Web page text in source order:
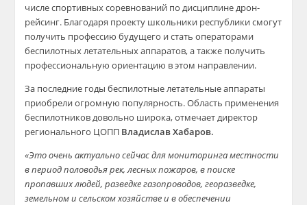
числе спортивных соревнований по дисциплине дрон-
рейсинг. Благодаря проекту школьники республики смогут
получить профессию будущего и стать операторами
беспилотных летательных аппаратов, а также получить
профессиональную ориентацию в этом направлении.
За последние годы беспилотные летательные аппараты
приобрели огромную популярность. Область применения
беспилотников довольно широка, отмечает директор
регионального ЦОПП Владислав Хабаров.
«Это очень актуально сейчас для мониторинга местности
в период половодья рек, лесных пожаров, в поиске
пропавших людей, разведке газопроводов, георазведке,
земельном и сельском хозяйстве и в обеспечении